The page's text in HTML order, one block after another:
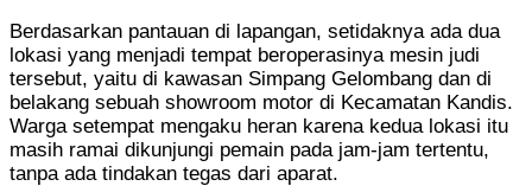
Berdasarkan pantauan di lapangan, setidaknya ada dua
lokasi yang menjadi tempat beroperasinya mesin judi
tersebut, yaitu di kawasan Simpang Gelombang dan di
belakang sebuah showroom motor di Kecamatan Kandis.
Warga setempat mengaku heran karena kedua lokasi itu
masih ramai dikunjungi pemain pada jam-jam tertentu,
tanpa ada tindakan tegas dari aparat.